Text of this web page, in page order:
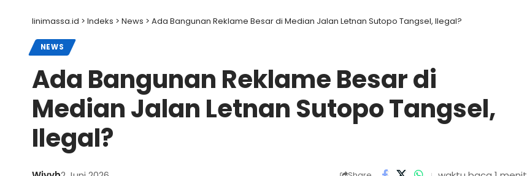
linimassa.id > Indeks > News > Ada Bangunan Reklame Besar di Median Jalan Letnan Sutopo Tangsel, Ilegal?
NEWS
Ada Bangunan Reklame Besar di
Median Jalan Letnan Sutopo Tangsel,
Ilegal?